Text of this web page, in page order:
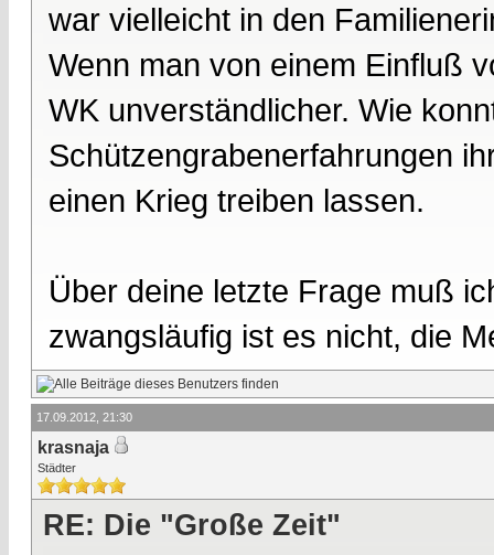
war vielleicht in den
Wenn man von einem Einfluß
WK unverständlicher. Wie
Schützengrabenerfahrungen
einen Krieg treiben lassen.
Über deine letzte Frage muß
zwangsläufig ist es nicht, die
17.09.2012, 21:30
krasnaja
Städter
RE: Die "Große Zeit"